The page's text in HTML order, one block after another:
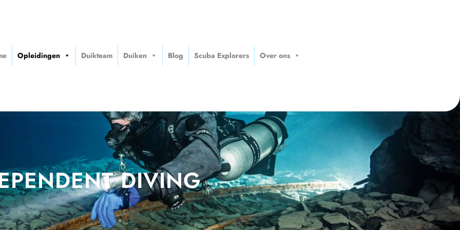
Opleidingen Duikteam Duiken Blog Scuba Explorers Over ons
DIVING